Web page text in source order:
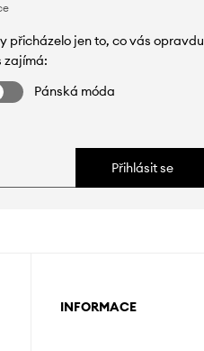
přicházelo jen to, co vás opravdu
zajímá:
Pánská móda
Přihlásit se
INFORMACE